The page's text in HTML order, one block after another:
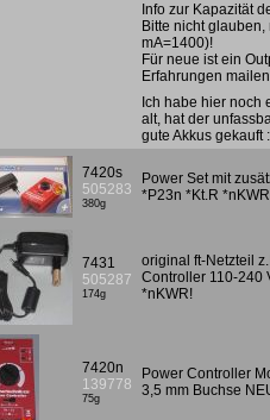
Info zur Kapazität
Bitte nicht
mA=1400)!
Für neue ist ein
Erfahrungen
Ich habe hier noch
alt, hat der
gute Akkus gekauft
7420s
505283
380g
Power Set mit
*P23n *Kt.R
7431
505287
174g
original ft-Netzteil
Controller 110-240
*nKWR!
7420n
139778
75g
Power Controller
3,5 mm Buchse